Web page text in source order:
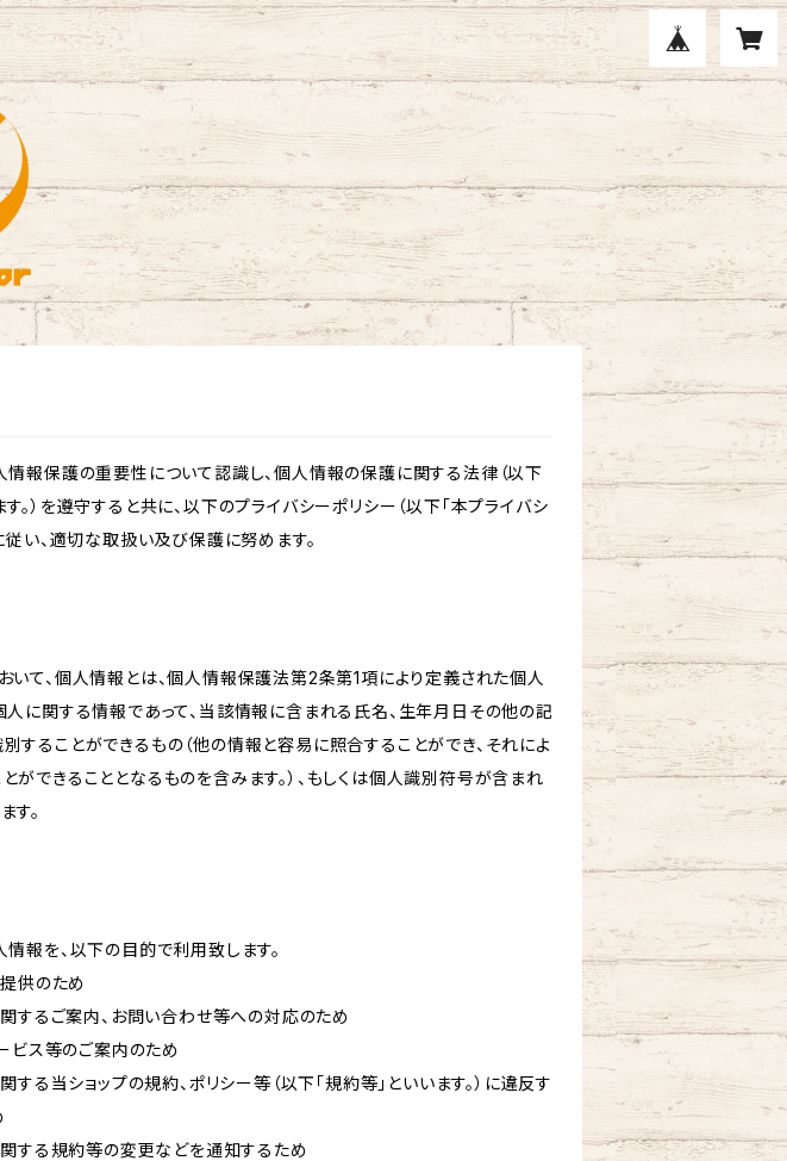
情報保護の重要性について認識し、個人情報の保護に関する法律（以下
。）を遵守すると共に、以下のプライバシーポリシー（以下「本プライバシ
従い、適切な取扱い及び保護に努めます。
いて、個人情報とは、個人情報保護法第2条第1項により定義された個人
人に関する情報であって、当該情報に含まれる氏名、生年月日その他の記
することができるもの（他の情報と容易に照合することができ、それによ
ができることとなるものを含みます。）、もしくは個人識別符号が含まれ
す。
情報を、以下の目的で利用致します。
提供のため
関するご案内、お問い合わせ等への対応のため
ービス等のご案内のため
する当ショップの規約、ポリシー等（以下「規約等」といいます。）に違反す
関する規約等の変更などを通知するため